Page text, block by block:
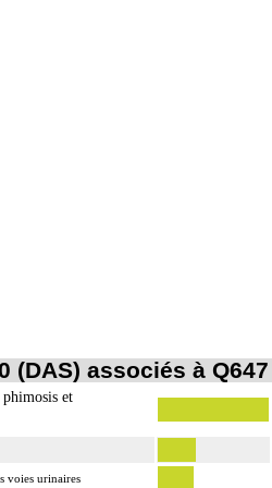
(DAS) associés à Q647
et
voies urinaires